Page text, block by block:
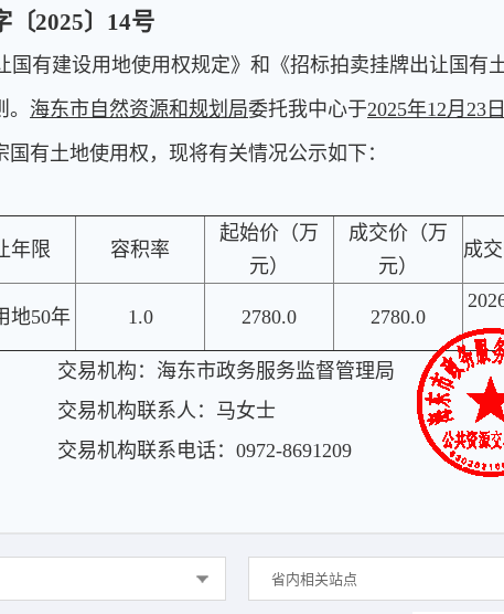
〔2025〕14号
有建设用地使用权规定》和《招标拍卖挂牌出让国有
海东市自然资源和规划局委托我中心于2025年12月23
有土地使用权，现将有关情况公示如下：
年限 容积率
起始价（万
元）
成交价（万
元）
成
地50年 1.0 2780.0 2780.0
交易机构： 海东市政务服务监督管理局
交易机构联系人： 马女士
交易机构联系电话： 0972-8691209
省内相关站点